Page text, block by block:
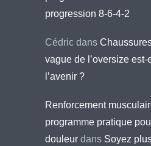
progression 8-6-4-2
Cédric dans
vague de l’oversize
l’avenir ?
Renforcement
programme pratique
douleur dans Soyez